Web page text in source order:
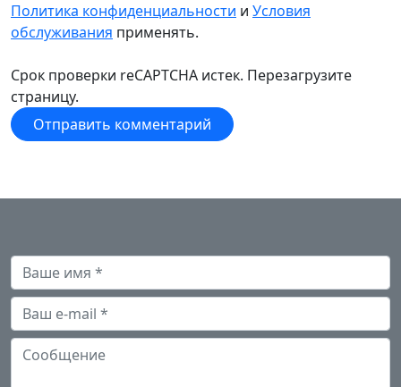
Политика конфиденциальности и Условия
обслуживания применять.
Срок проверки reCAPTCHA истек. Перезагрузите
страницу.